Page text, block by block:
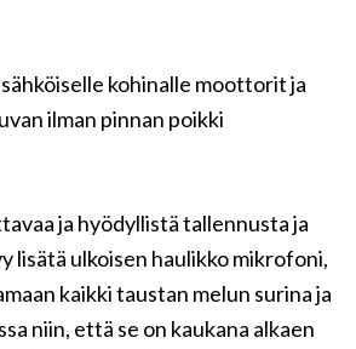
kohinalle moottorit ja
ilman pinnan poikki
ja hyödyllistä tallennusta ja
lisätä ulkoisen haulikko mikrofoni,
kaikki taustan melun surina ja
niin, että se on kaukana alkaen